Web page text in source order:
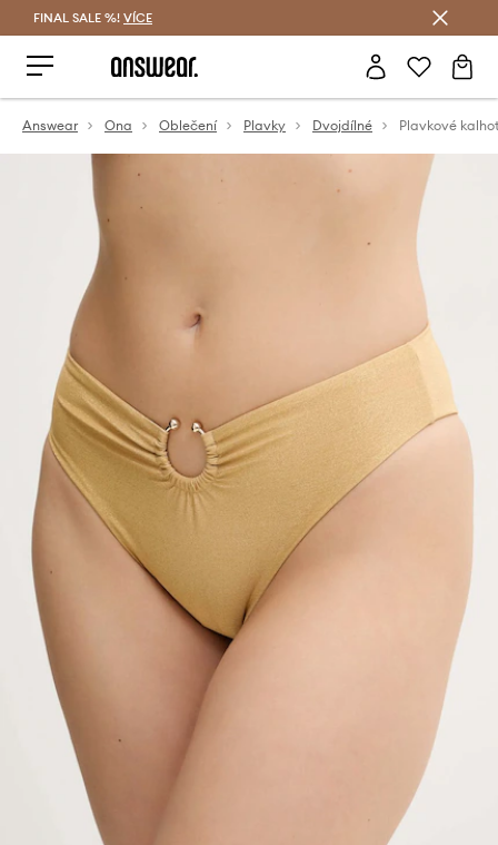
FINAL SALE %! VÍCE
Answear Ona Oblečení Plavky Dvojdílné Plavkové